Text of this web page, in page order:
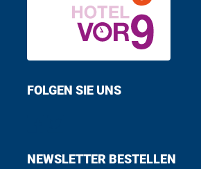
FOLGEN SIE UNS
NEWSLETTER BESTELLEN